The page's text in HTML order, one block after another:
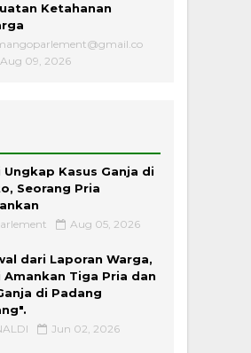
Ketahanan
Aug 09, 2026
Ungkap Kasus Ganja di
Seorang Pria
Aug 05, 2026
dari Laporan Warga,
Amankan Tiga Pria dan
di Padang
Jun 02, 2026